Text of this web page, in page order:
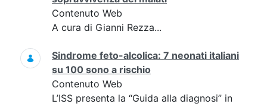
Contenuto Web
A cura di Gianni Rezza...
Sindrome feto-alcolica: 7 neonati italiani
su 100 sono a rischio
Contenuto Web
L’ISS presenta la “Guida alla diagnosi” in